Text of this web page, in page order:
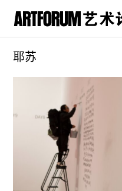
artguide
新闻
ENGLISH
耶苏